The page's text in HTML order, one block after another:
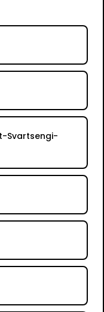
Svartsengi-